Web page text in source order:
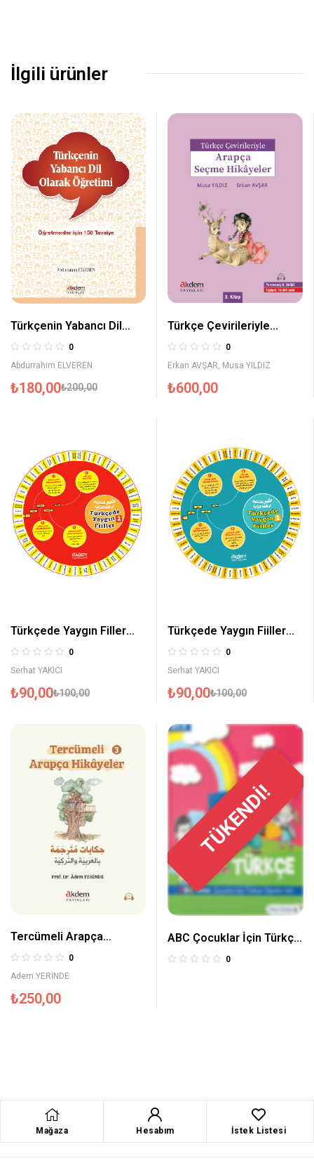
İlgili ürünler
Türkçenin Yabancı Dil
Olarak Öğretimi
0
Abdurrahim ELVEREN
₺200,00
₺180,00
Türkçe Çevirileriyle
Arapça Seçme Hikayeler
3
0
Erkan AVŞAR Musa YILDIZ
₺600,00
Türkçede Yaygın Filler
Kelime Çarkları 2
0
Serhat YAKICI
₺100,00
₺90,00
Türkçede Yaygın Fiiller
Kelime Çarkları 1
0
Serhat YAKICI
₺100,00
₺90,00
Tercümeli Arapça
Hikâyeler 3 0
Adem YERİNDE
₺250,00
TÜKENDİ!
ABC Çocuklar İçin Türkçe
Eğitim Seti A1.2
0
Mağaza Hesabım İstek Listesi